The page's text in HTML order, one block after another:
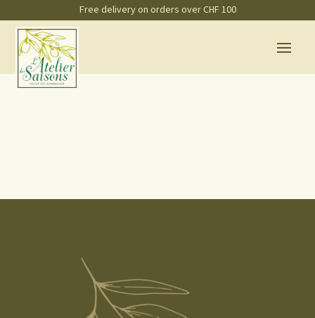
Free delivery on orders over CHF 100